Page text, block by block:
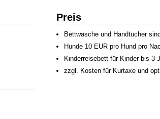
Preis
Bettwäsche und Handtücher
Hunde 10 EUR pro Hund pro
Kinderreisebett für Kinder bis 3
zzgl. Kosten für Kurtaxe und